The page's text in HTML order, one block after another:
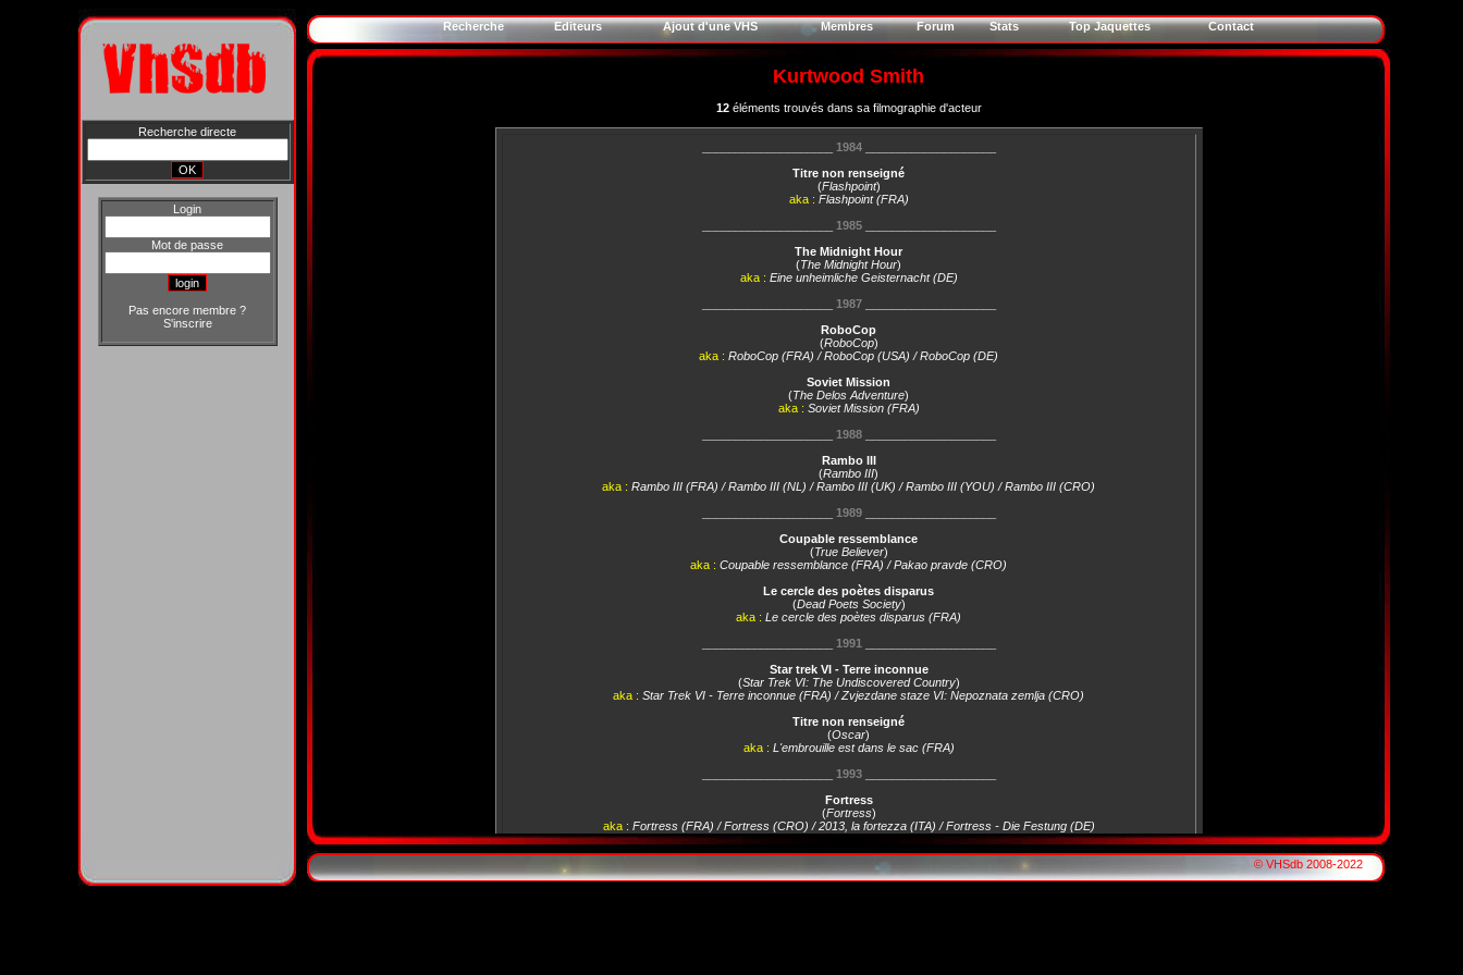
Recherche directe
Login
Mot de passe
Pas encore membre ?
S'inscrire
Recherche Editeurs Ajout d'une VHS Membres Forum Stats Top Jaquettes Contact
Kurtwood Smith
12éléments trouvés dans sa filmographie d'acteur
1984____________________
Titre non renseigné
(Flashpoint)
aka : Flashpoint (FRA)
1985____________________
The Midnight Hour
(The Midnight Hour)
aka : Eine unheimliche Geisternacht (DE)
1987____________________
RoboCop
(RoboCop)
aka : RoboCop (FRA) / RoboCop (USA) / RoboCop (DE)
Soviet Mission
(The Delos Adventure)
aka : Soviet Mission (FRA)
1988____________________
Rambo III
(Rambo III)
aka : Rambo III (FRA) / Rambo III (NL) / Rambo III (UK) / Rambo III (YOU) / Rambo III (CRO)
1989____________________
Coupable ressemblance
(True Believer)
aka : Coupable ressemblance (FRA) / Pakao pravde (CRO)
Le cercle des poètes disparus
(Dead Poets Society)
aka : Le cercle des poètes disparus (FRA)
1991
Star trek VI - Terre inconnue
(Star Trek VI: The Undiscovered Country)
aka : Star Trek VI - Terre inconnue (FRA) / Zvjezdane staze VI: Nepoznata zemlja (CRO)
Titre non renseigné
(Oscar)
aka : L'embrouille est dans le sac (FRA)
1993____________________
Fortress
(Fortress)
aka : Fortress (FRA) / Fortress (CRO) / 2013, la fortezza (ITA) / Fortress - Die Festung (DE)
Boxing Helena
Boxing Helena)
aka :Boxing Helena (FRA)
© VHSdb 2008-2022